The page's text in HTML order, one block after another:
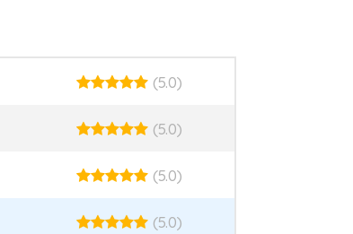
(5.0)
(5.0)
(5.0)
(5.0)